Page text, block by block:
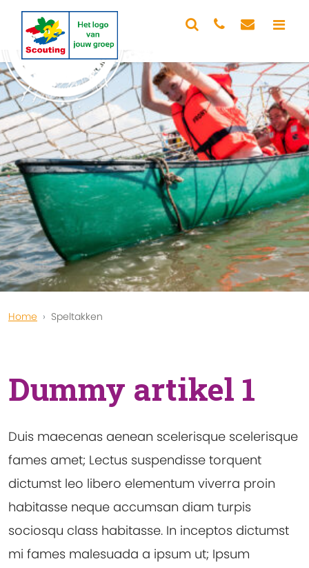
Home Speltakken
Dummy artikel 1
Duis maecenas aenean scelerisque scelerisque
fames amet; Lectus suspendisse torquent
dictumst leo libero elementum viverra proin
habitasse neque accumsan diam turpis
sociosqu class habitasse. In inceptos dictumst
mi fames malesuada a ipsum ut; Ipsum